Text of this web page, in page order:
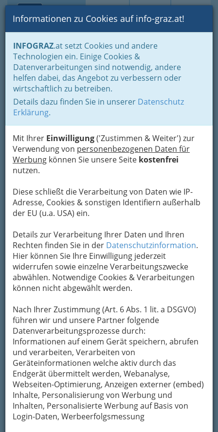
Suche Login Toggle
Informationen zu Cookies auf info-graz.at!
INFOGRAZ.at setzt Cookies und andere
Technologien ein. Einige Cookies &
Datenverarbeitungen sind notwendig, andere
helfen dabei, das Angebot zu verbessern oder
wirtschaftlich zu betreiben.
Details dazu finden Sie in unserer Datenschutz
Erklärung.
Mit Ihrer Einwilligung('Zustimmen & Weiter') zur
Verwendung von personenbezogenen Daten für
Werbung können Sie unsere Seite kostenfrei
nutzen.
Diese schließt die Verarbeitung von Daten wie IP-
Adresse, Cookies & sonstigen Identifiern außerhalb
der EU (u.a. USA) ein.
Details zur Verarbeitung Ihrer Daten und Ihren
Rechten finden Sie in der Datenschutzinformation.
Hier können Sie Ihre Einwilligung jederzeit
widerrufen sowie einzelne Verarbeitungszwecke
abwählen. Notwendige Cookies & Verarbeitungen
können nicht abgewählt werden.
Nach Ihrer Zustimmung (Art. 6 Abs. 1 lit. a DSGVO)
führen wir und unsere Partner folgende
Datenverarbeitungsprozesse durch:
Informationen auf einem Gerät speichern, abrufen
und verarbeiten, Verarbeiten von
Geräteinformationen welche aktiv durch das
Endgerät übermittelt werden, Webanalyse,
Webseiten-Optimierung, Anzeigen externer (embed)
Inhalte, Personalisierung von Werbung und
Inhalten, Personalisierte Werbung auf Basis von
Login-Daten, Werbeerfolgsmessung
Home Lifestyle
Gleichklang für Körper, Geist und Seele
Entspannung
Aromatherapie und Aromaberatung
Schutzengel - Apotheke
Lilienthalgasse 24, 8020 Graz
+43 316 581 265
+43 316 581 265 - 15
Karte
Kontaktaufnahme
bewahren, verwenden wir an dieser Stelle zur
Übermittlung Ihrer Nachricht ein sicheres
Formular. Ihre Nachricht wird nach dem
Absenden umgehend per Mail an das
Unternehmen Schutzengel - Apotheke
weitergeleitet.
Meine Email Adresse
Mein Betreff
Meine Nachricht